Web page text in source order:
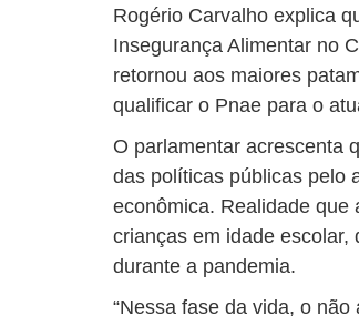
Rogério Carvalho explica
Insegurança Alimentar no
retornou aos maiores
qualificar o Pnae para o
O parlamentar acrescenta
das políticas públicas pelo
econômica. Realidade que
crianças em idade escolar,
durante a pandemia.
“Nessa fase da vida, o